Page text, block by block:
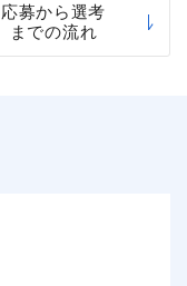
応募から選考
までの流れ